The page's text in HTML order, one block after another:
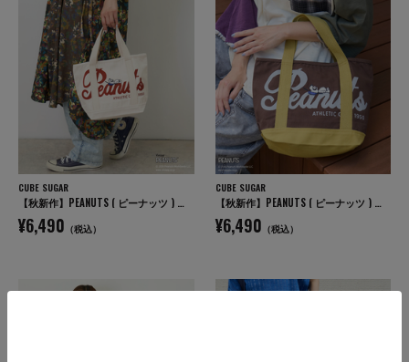
CUBE SUGAR
【秋新作】PEANUTS ( ピーナッツ ) キャンバス トートバッグ
¥6,490 （税込）
CUBE SUGAR
【秋新作】PEANUTS ( ピーナッツ ) キャンバス トートバッグ
¥6,490 （税込）